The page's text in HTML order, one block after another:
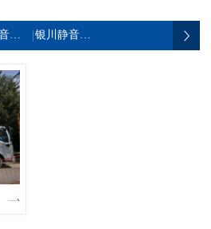
银川静音发电机组 银川静音发电车